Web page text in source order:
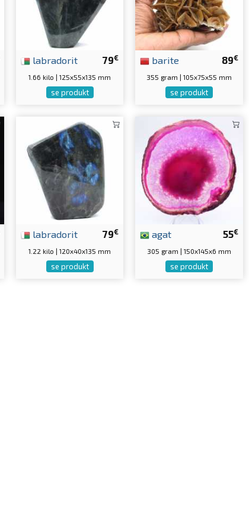
79€
labradorit
1.66 kilo | 125x55x135 mm
se produkt
89€
barite
355 gram | 105x75x55 mm
se produkt
79€
labradorit
1.22 kilo | 120x40x135 mm
se produkt
55€
agat
305 gram | 150x145x6 mm
se produkt